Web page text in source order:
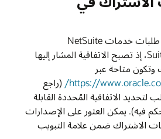
تتحكم هذه الاتفاقية في طلبات خدمات NetSuite
وSuiteProjects Pro Cloud، إذ تصبح الاتفاقية المشار إليها
وتكون متاحة عبر
https://
(راجع
الاتفاقية المُحددة القابلة
فيه). يمكن العثور على الإصدارات
الاشتراك ضمن علامة التبويب